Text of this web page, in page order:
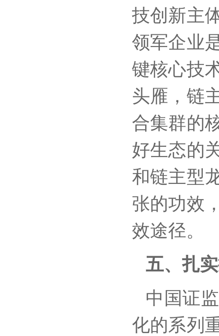
技创新主
领军企业
键核心技
头雁，链
合集群的
好生态的
和链主型
张的功效
效途径。
五、扎
中国证
化的系列